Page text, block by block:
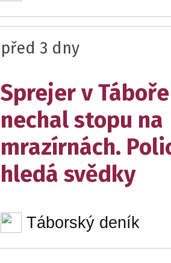
před 3 dny
Sprejer v Táboře
nechal stopu na
mrazírnách.
hledá svědky
Táborský deník